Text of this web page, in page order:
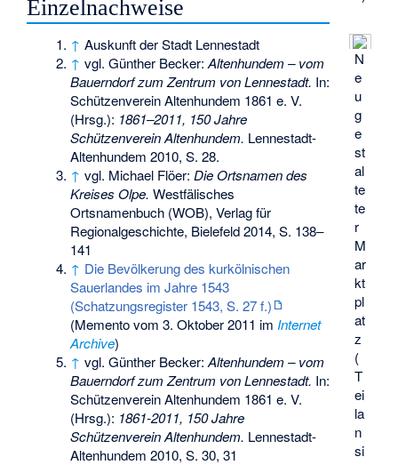
N
e
u
g
e
st
al
te
te
r
M
ar
kt
pl
at
z
(
T
ei
la
n
si
Einzelnachweise
↑ Auskunft der Stadt Lennestadt
↑ vgl. Günther Becker:Altenhundem – vom
Bauerndorf zum Zentrum von Lennestadt. In:
Schützenverein Altenhundem 1861 e. V.
(Hrsg.): 1861–2011, 150 Jahre
Schützenverein Altenhundem. Lennestadt-
Altenhundem 2010, S. 28.
↑ vgl. Michael Flöer:Die Ortsnamen des
Kreises Olpe. Westfälisches
Ortsnamenbuch (WOB), Verlag für
Regionalgeschichte, Bielefeld 2014, S. 138–
141
↑ Die Bevölkerung des kurkölnischen
Sauerlandes im Jahre 1543
(Schatzungsregister 1543, S. 27 f.)
(Mementovom 3. Oktober 2011 imInternet
Archive)
↑ vgl. Günther Becker:Altenhundem – vom
Bauerndorf zum Zentrum von Lennestadt. In:
Schützenverein Altenhundem 1861 e. V.
(Hrsg.): 1861-2011, 150 Jahre
Schützenverein Altenhundem. Lennestadt-
Altenhundem 2010, S. 30, 31